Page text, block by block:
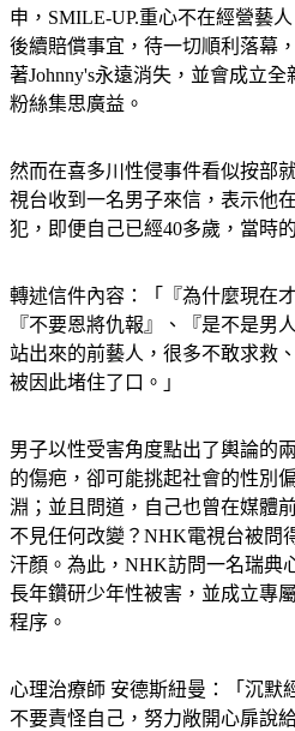
後續賠償事宜，待一切順利落幕
著Johnny's永遠消失，並會成立
粉絲集思廣益。
視台收到一名男子來信，表示他
犯，即便自己已經40多歲，當時
『不要恩將仇報』、『是不是男
站出來的前藝人，很多不敢求救
被因此堵住了口。」
的傷疤，卻可能挑起社會的性別
淵；並且問道，自己也曾在媒體
不見任何改變？NHK電視台被問
汗顏。為此，NHK訪問一名瑞典
長年鑽研少年性被害，並成立專
程序。
不要責怪自己，努力敞開心扉說